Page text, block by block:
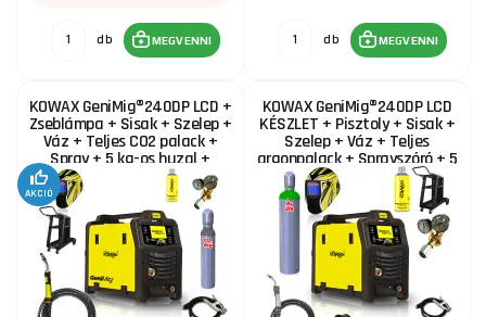
db MEGVENNI db MEGVENNI
KOWAX GeniMig®240DP LCD +
Zseblámpa + Sisak + Szelep +
Váz + Teljes CO2 palack +
Spray + 5 kg-os huzal +
AKCIÓ
KOWAX GeniMig®240DP LCD
KÉSZLET + Pisztoly + Sisak +
Szelep + Váz + Teljes
argonpalack + Sprayszóró + 5
kg-os drót +...